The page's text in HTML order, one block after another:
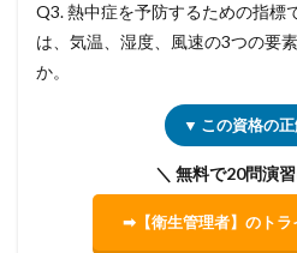
Q3. 熱中症を予防するための指標
は、気温、湿度、風速の3つの要
か。
▼ この資格の正
＼ 無料で20問演
➡【衛生管理者】のトラ